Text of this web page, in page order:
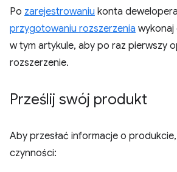
Po zarejestrowaniu konta
przygotowaniu rozszerzenia wykonaj
w tym artykule, aby po raz pierwszy
rozszerzenie.
Prześlij swój produkt
Aby przesłać informacje o
czynności: